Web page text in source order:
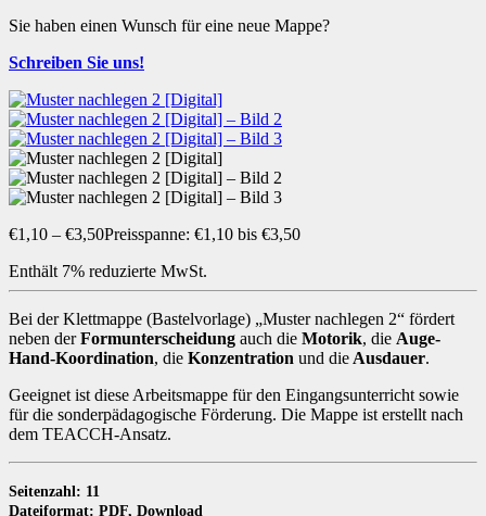
Sie haben einen Wunsch für eine neue Mappe?
Schreiben Sie uns!
€1,10 – €3,50Preisspanne: €1,10 bis €3,50
Enthält 7% reduzierte MwSt.
Bei der Klettmappe (Bastelvorlage) „Muster nachlegen 2“ fördert
neben derFormunterscheidung auch die Motorik, die Auge-
Hand-Koordination, die Konzentration und die Ausdauer.
Geeignet ist diese Arbeitsmappe für den Eingangsunterricht sowie
für die sonderpädagogische Förderung. Die Mappe ist erstellt nach
dem TEACCH-Ansatz.
Seitenzahl: 11
Dateiformat: PDF, Download